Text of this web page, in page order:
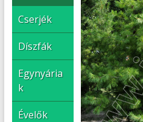
Cserjék
Díszfák
Egynyária
k
Évelők